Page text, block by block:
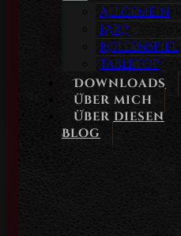
Allgemein
LARP
Rollenspiel
Tabletop
Downloads
Über mich
Über diesen
Blog